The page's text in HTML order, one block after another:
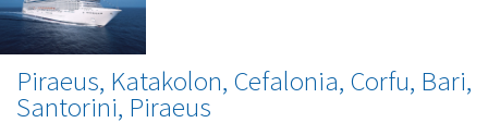
Piraeus, Katakolon, Cefalonia, Corfu, Bari,
Santorini, Piraeus